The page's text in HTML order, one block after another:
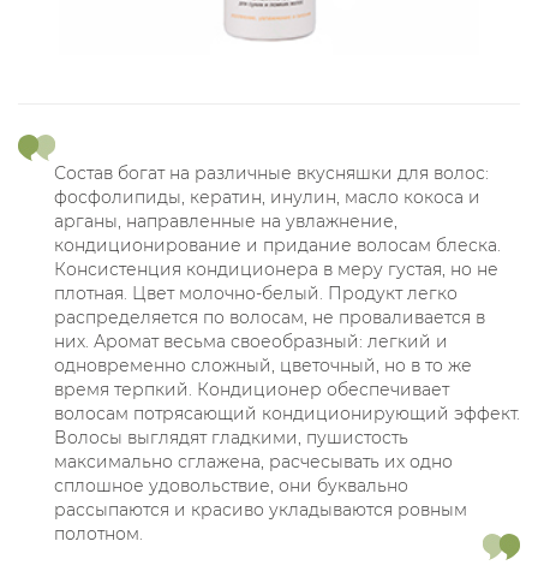
Состав богат на различные вкусняшки для волос:
фосфолипиды, кератин, инулин, масло кокоса и
арганы, направленные на увлажнение,
кондиционирование и придание волосам блеска.
Консистенция кондиционера в меру густая, но не
плотная. Цвет молочно-белый. Продукт легко
распределяется по волосам, не проваливается в
них. Аромат весьма своеобразный: легкий и
одновременно сложный, цветочный, но в то же
время терпкий. Кондиционер обеспечивает
волосам потрясающий кондиционирующий эффект.
Волосы выглядят гладкими, пушистость
максимально сглажена, расчесывать их одно
сплошное удовольствие, они буквально
рассыпаются и красиво укладываются ровным
полотном.